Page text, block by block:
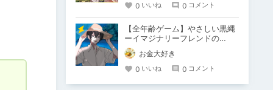
0 いいね 0 コメント
【全年齢ゲーム】やさしい黒縄
ーイマジナリーフレンドの
「彼」と過ごすおぼんやすみー
お金大好き
0 いいね 0 コメント